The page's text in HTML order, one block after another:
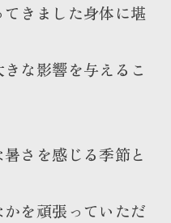
きました身体に堪
な影響を与えるこ
さを感じる季節と
を頑張っていただ